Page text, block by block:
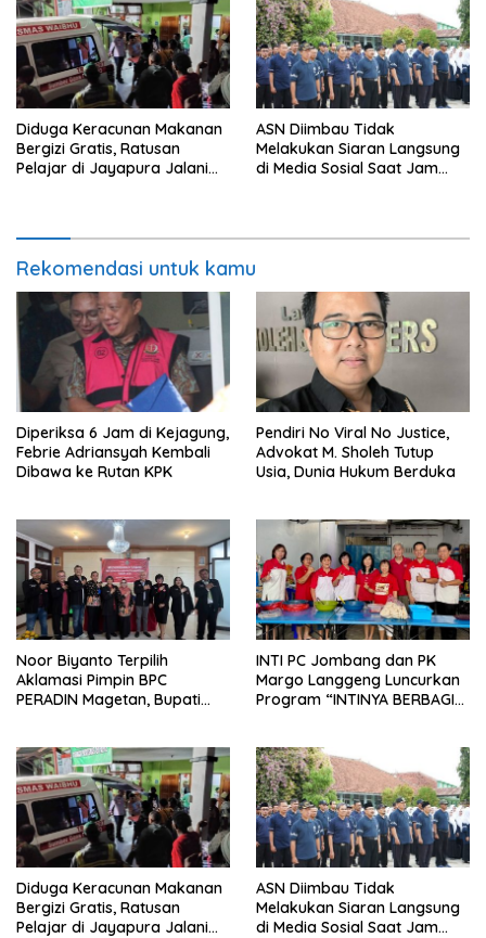
Diduga Keracunan Makanan
Bergizi Gratis, Ratusan
Pelajar di Jayapura Jalani
ASN Diimbau Tidak
Melakukan Siaran Langsung
di Media Sosial Saat Jam
Rekomendasi untuk kamu
Diperiksa 6 Jam di Kejagung,
Febrie Adriansyah Kembali
Dibawa ke Rutan KPK
Pendiri No Viral No Justice,
Advokat M. Sholeh Tutup
Usia, Dunia Hukum Berduka
Noor Biyanto Terpilih
Aklamasi Pimpin BPC
PERADIN Magetan, Bupati
INTI PC Jombang dan PK
Margo Langgeng Luncurkan
Program “INTINYA BERBAGI”,
Diduga Keracunan Makanan
Bergizi Gratis, Ratusan
Pelajar di Jayapura Jalani
ASN Diimbau Tidak
Melakukan Siaran Langsung
di Media Sosial Saat Jam